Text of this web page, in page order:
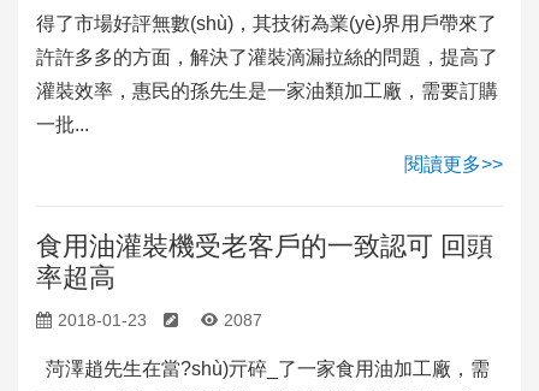
得了市場好評無數(shù)，其技術為業(yè)界用戶帶來了
許許多多的方面，解決了灌裝滴漏拉絲的問題，提高了
灌裝效率，惠民的孫先生是一家油類加工廠，需要訂購
一批...
閱讀更多>>
食用油灌裝機受老客戶的一致認可 回頭
率超高
2018-01-23 2087
菏澤趙先生在當?shù)亓碎_了一家食用油加工廠，需